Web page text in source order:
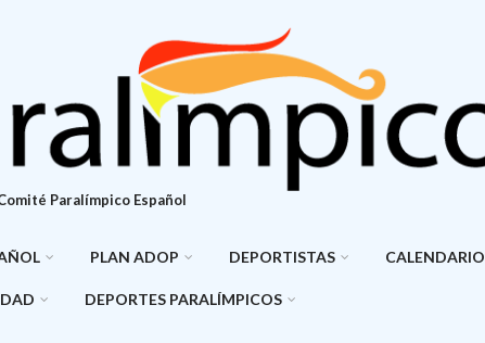
Paralímpico Español
PLAN ADOP DEPORTISTAS CALENDARIO
DEPORTES PARALÍMPICOS